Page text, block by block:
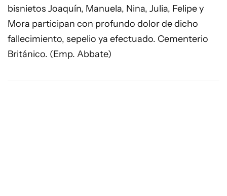
bisnietos Joaquín, Manuela, Nina, Julia, Felipe y
Mora participan con profundo dolor de dicho
fallecimiento, sepelio ya efectuado. Cementerio
Británico. (Emp. Abbate)